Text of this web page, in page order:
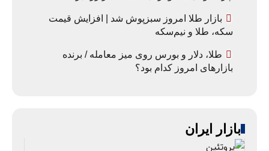
بازار طلا امروز سبزپوش شد | افزایش قیمت
سکه، طلا و نیم‌سکه
طلا، دلار و بورس روی میز معامله / برنده
بازارهای امروز کدام بود؟
بازار ایران